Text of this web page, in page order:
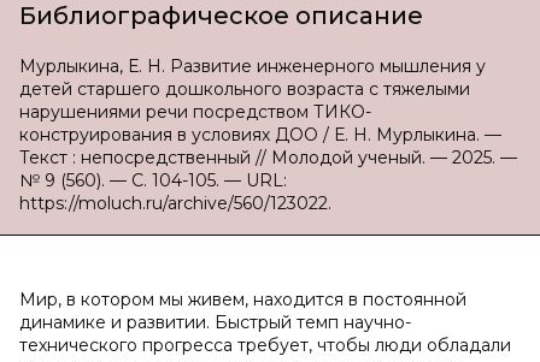
Библиографическое описание
Мурлыкина, Е. Н. Развитие инженерного мышления у
детей старшего дошкольного возраста с тяжелыми
нарушениями речи посредством ТИКО-
конструирования в условиях ДОО / Е. Н. Мурлыкина. —
Текст : непосредственный // Молодой ученый. — 2025. —
№ 9 (560). — С. 104-105. — URL:
https://moluch.ru/archive/560/123022.
Мир, в котором мы живем, находится в постоянной
динамике и развитии. Быстрый темп научно-
технического прогресса требует, чтобы люди обладали